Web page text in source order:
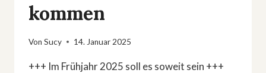
kommen
Von Sucy 14. Januar 2025
+++ Im Frühjahr 2025 soll es soweit sein +++